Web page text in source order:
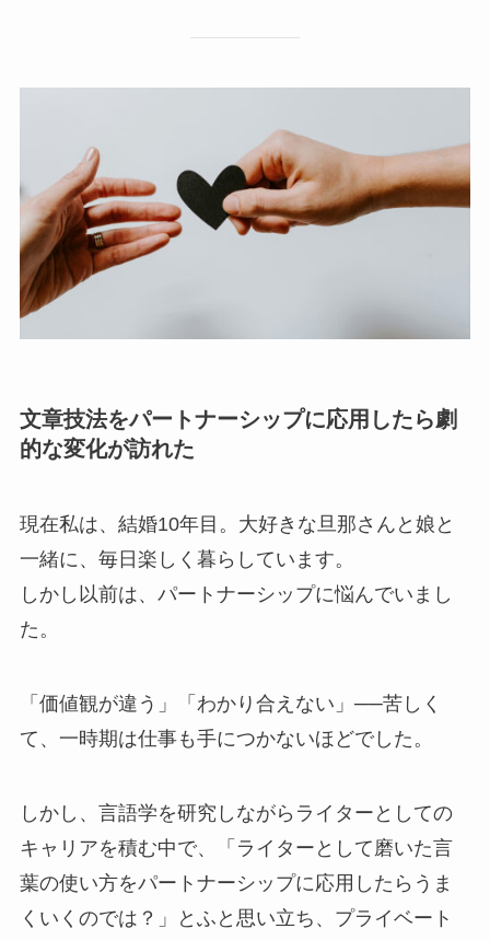
文章技法をパートナーシップに応用したら劇
的な変化が訪れた
現在私は、結婚10年目。大好きな旦那さんと娘と
一緒に、毎日楽しく暮らしています。
しかし以前は、パートナーシップに悩んでいまし
た。
「価値観が違う」「わかり合えない」──苦しく
て、一時期は仕事も手につかないほどでした。
しかし、言語学を研究しながらライターとしての
キャリアを積む中で、「ライターとして磨いた言
葉の使い方をパートナーシップに応用したらうま
くいくのでは？」とふと思い立ち、プライベート